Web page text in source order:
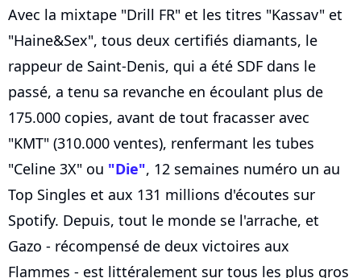
Avec la mixtape "Drill FR" et les titres "Kassav" et
"Haine&Sex", tous deux certifiés diamants, le
rappeur de Saint-Denis, qui a été SDF dans le
passé, a tenu sa revanche en écoulant plus de
175.000 copies, avant de tout fracasser avec
"KMT" (310.000 ventes), renfermant les tubes
"Celine 3X" ou "Die", 12 semaines numéro un au
Top Singles et aux 131 millions d'écoutes sur
Spotify. Depuis, tout le monde se l'arrache, et
Gazo - récompensé de deux victoires aux
Flammes - est littéralement sur tous les plus gros